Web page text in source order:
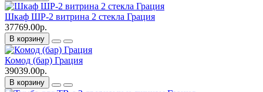
Шкаф ШР-2 витрина 2 стекла Грация
37769.00р.
В корзину
Комод (бар) Грация
39039.00р.
В корзину